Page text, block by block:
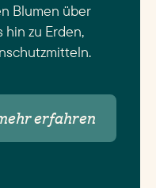
Blumen über
zu Erden,
erfahren